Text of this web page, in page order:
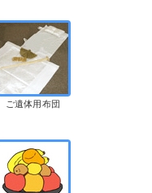
ご遺体用布団